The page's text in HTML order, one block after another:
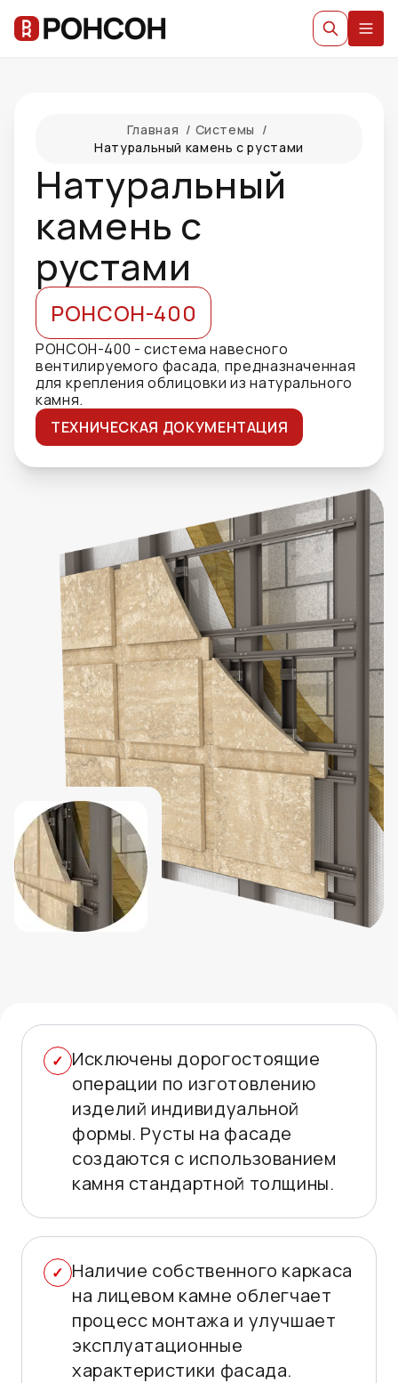
Главная / Системы /
Натуральный камень с рустами
Натуральный
камень с
рустами
РОНСОН-400
РОНСОН-400 - система навесного
вентилируемого фасада, предназначенная
для крепления облицовки из натурального
камня.
ТЕХНИЧЕСКАЯ ДОКУМЕНТАЦИЯ
Исключены дорогостоящие
операции по изготовлению
изделий индивидуальной
формы. Русты на фасаде
создаются с использованием
камня стандартной толщины.
Наличие собственного каркаса
на лицевом камне облегчает
процесс монтажа и улучшает
эксплуатационные
характеристики фасада.